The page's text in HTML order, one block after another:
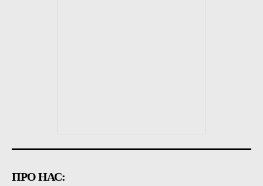
ПРО НАС: